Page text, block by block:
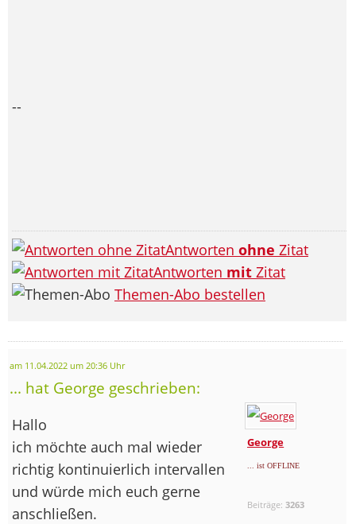
--
Antworten ohne Zitat
Antworten mit Zitat
Themen-Abo bestellen
am 11.04.2022 um 20:36 Uhr
... hat George geschrieben:
George
... ist OFFLINE
Beiträge:3263
Hallo
ich möchte auch mal wieder
richtig kontinuierlich intervallen
und würde mich euch gerne
anschließen.